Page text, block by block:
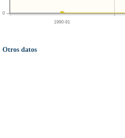
1990-91
0
Otros datos